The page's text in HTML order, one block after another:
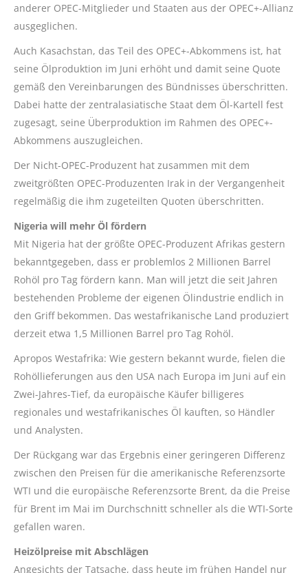
anderer OPEC-Mitglieder und Staaten aus der OPEC+-Allianz
ausgeglichen.
Auch Kasachstan, das Teil des OPEC+-Abkommens ist, hat
seine Ölproduktion im Juni erhöht und damit seine Quote
gemäß den Vereinbarungen des Bündnisses überschritten.
Dabei hatte der zentralasiatische Staat dem Öl-Kartell fest
zugesagt, seine Überproduktion im Rahmen des OPEC+-
Abkommens auszugleichen.
Der Nicht-OPEC-Produzent hat zusammen mit dem
zweitgrößten OPEC-Produzenten Irak in der Vergangenheit
regelmäßig die ihm zugeteilten Quoten überschritten.
Nigeria will mehr Öl fördern
Mit Nigeria hat der größte OPEC-Produzent Afrikas gestern
bekanntgegeben, dass er problemlos 2 Millionen Barrel
Rohöl pro Tag fördern kann. Man will jetzt die seit Jahren
bestehenden Probleme der eigenen Ölindustrie endlich in
den Griff bekommen. Das westafrikanische Land produziert
derzeit etwa 1,5 Millionen Barrel pro Tag Rohöl.
Apropos Westafrika: Wie gestern bekannt wurde, fielen die
Rohöllieferungen aus den USA nach Europa im Juni auf ein
Zwei-Jahres-Tief, da europäische Käufer billigeres
regionales und westafrikanisches Öl kauften, so Händler
und Analysten.
Der Rückgang war das Ergebnis einer geringeren Differenz
zwischen den Preisen für die amerikanische Referenzsorte
WTI und die europäische Referenzsorte Brent, da die Preise
für Brent im Mai im Durchschnitt schneller als die WTI-Sorte
gefallen waren.
Heizölpreise mit Abschlägen
Angesichts der Tatsache, dass heute im frühen Handel nur